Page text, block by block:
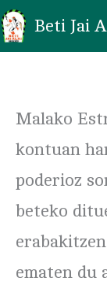
al
contenido
Beti Jai
Malako
kontuan
poderioz
beteko
ematen du